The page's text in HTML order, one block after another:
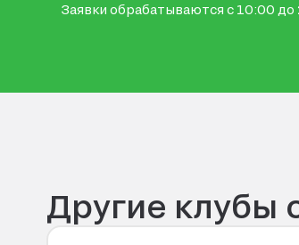
Заявки обрабатываются с 10:00
Другие клубы